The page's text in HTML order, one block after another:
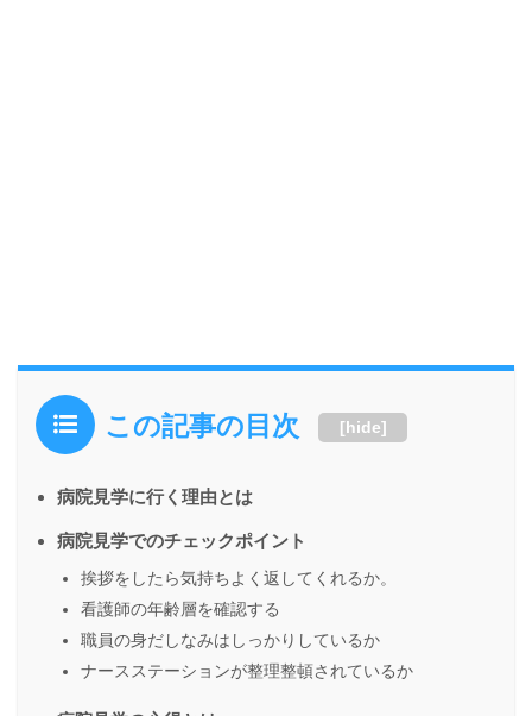
この記事の目次 [hide]
病院見学に行く理由とは
病院見学でのチェックポイント
挨拶をしたら気持ちよく返してくれるか。
看護師の年齢層を確認する
職員の身だしなみはしっかりしているか
ナースステーションが整理整頓されているか